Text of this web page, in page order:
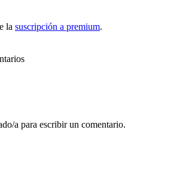
la suscripción a premium.
a para escribir un comentario.